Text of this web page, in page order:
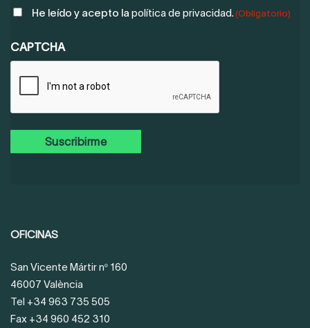
OFICINAS
San Vicente Mártir nº 160
46007 València
Tel +34 963 735 505
Fax +34 960 452 310
POLÍTICA
PRIVACIDAD
(OBLIGATORIO)
He leído y acepto la política de privacidad. (Obligatorio)
CAPTCHA